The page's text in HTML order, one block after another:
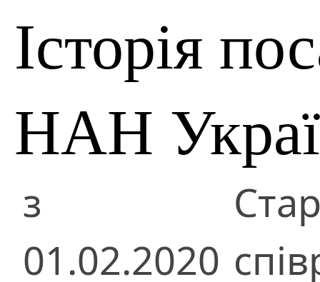
Історія
НАН
з
01.02.2020